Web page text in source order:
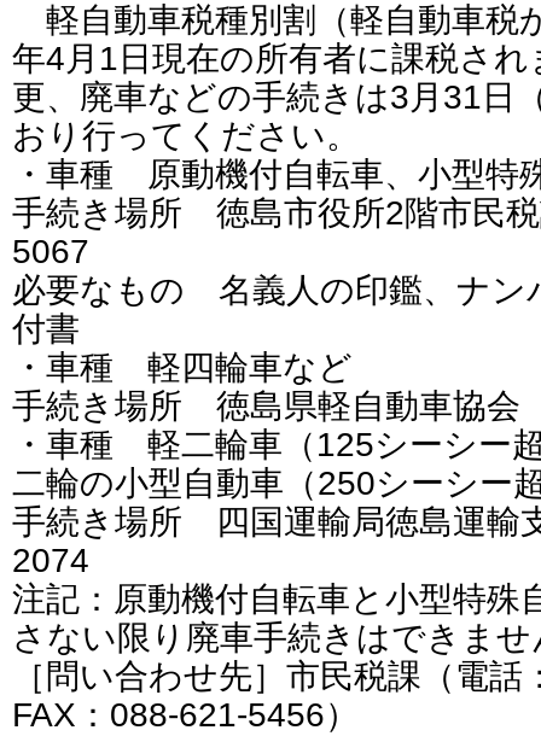
軽自動車税種別割（軽自動車税
年4月1日現在の所有者に課税さ
更、廃車などの手続きは3月31日
おり行ってください。
・車種 原動機付自転車、小型特
手続き場所 徳島市役所2階市民
5067
必要なもの 名義人の印鑑、ナン
付書
・車種 軽四輪車など
手続き場所 徳島県軽自動車協
・車種 軽二輪車（125シーシー
二輪の小型自動車（250シーシー
手続き場所 四国運輸局徳島運
2074
注記：原動機付自転車と小型特殊
さない限り廃車手続きはできませ
［問い合わせ先］市民税課（電
FAX：088-621-5456）